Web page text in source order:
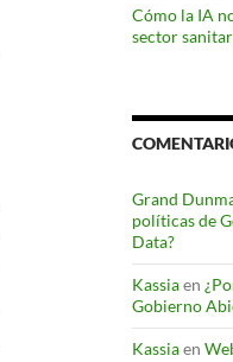
Cómo la IA
sector
Grand
políticas de
Data?
Kassiaen
Gobierno
Kassiaen